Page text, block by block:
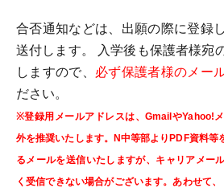
合否通知などは、出願の際に登録
送付します。 入学後も保護者様宛
しますので、 必ず保護者様のメー
ださい。
※登録用メールアドレスは、GmailやYahoo!
外を推奨いたします。N中等部よりPDF資料等
るメールを送信いたしますが、キャリアメー
く受信できない場合がございます。あわせて